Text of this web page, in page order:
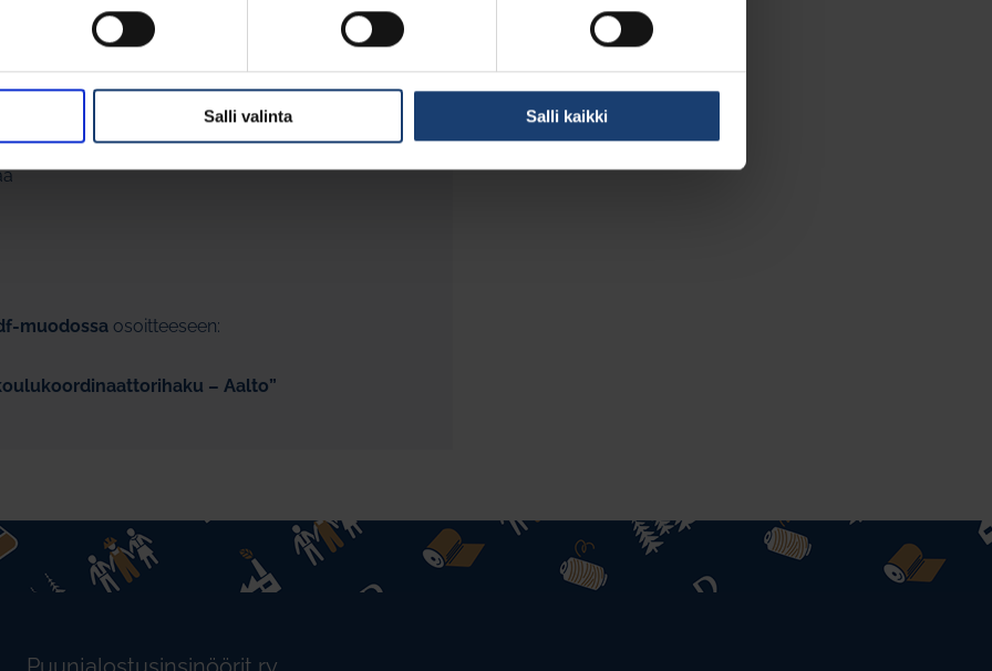
Salli valinta Salli kaikki
korkeakoulukoordinaattori työskentelee
sovitaan joustavasti, ja ne voivat
tunneista maksetaan rahallinen korvaus.
muodossa osoitteeseen:
– Aalto”